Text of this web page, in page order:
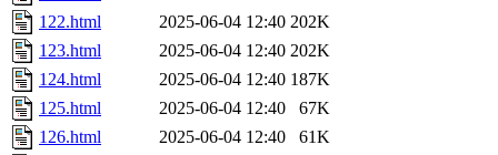
122.html
2025-06-04 12:40 202K
123.html
2025-06-04 12:40 202K
124.html
2025-06-04 12:40 187K
125.html
2025-06-04 12:40
67K
126.html
2025-06-04 12:40
61K